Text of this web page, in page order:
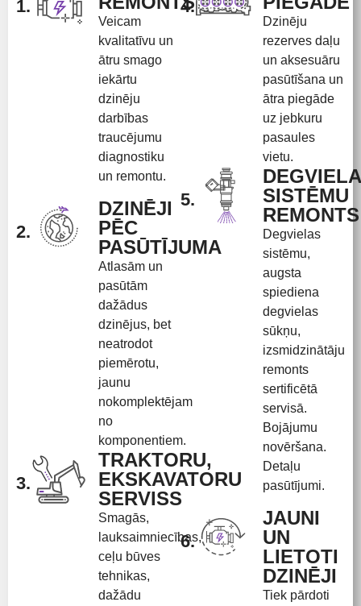
1.
Veicam
kvalitatīvu un
ātru smago
iekārtu
dzinēju
darbības
traucējumu
diagnostiku
un remontu.
2.
DZINĒJI
PĒC
PASŪTĪJUMA
Atlasām un
pasūtām
dažādus
dzinējus, bet
neatrodot
piemērotu,
jaunu
nokomplektējam
no
komponentiem.
3.
TRAKTORU,
EKSKAVATORU
SERVISS
Smagās,
lauksaimniecības,
ceļu būves
tehnikas,
dažādu
4.
Dzinēju
rezerves daļu
un aksesuāru
pasūtīšana un
ātra piegāde
uz jebkuru
pasaules
vietu.
5.
SISTĒMU
REMONTS
Degvielas
sistēmu,
augsta
spiediena
degvielas
sūkņu,
izsmidzinātāju
remonts
sertificētā
servisā.
Bojājumu
novēršana.
Detaļu
pasūtījumi.
6.
JAUNI
UN
LIETOTI
DZINĒJI
Tiek pārdoti